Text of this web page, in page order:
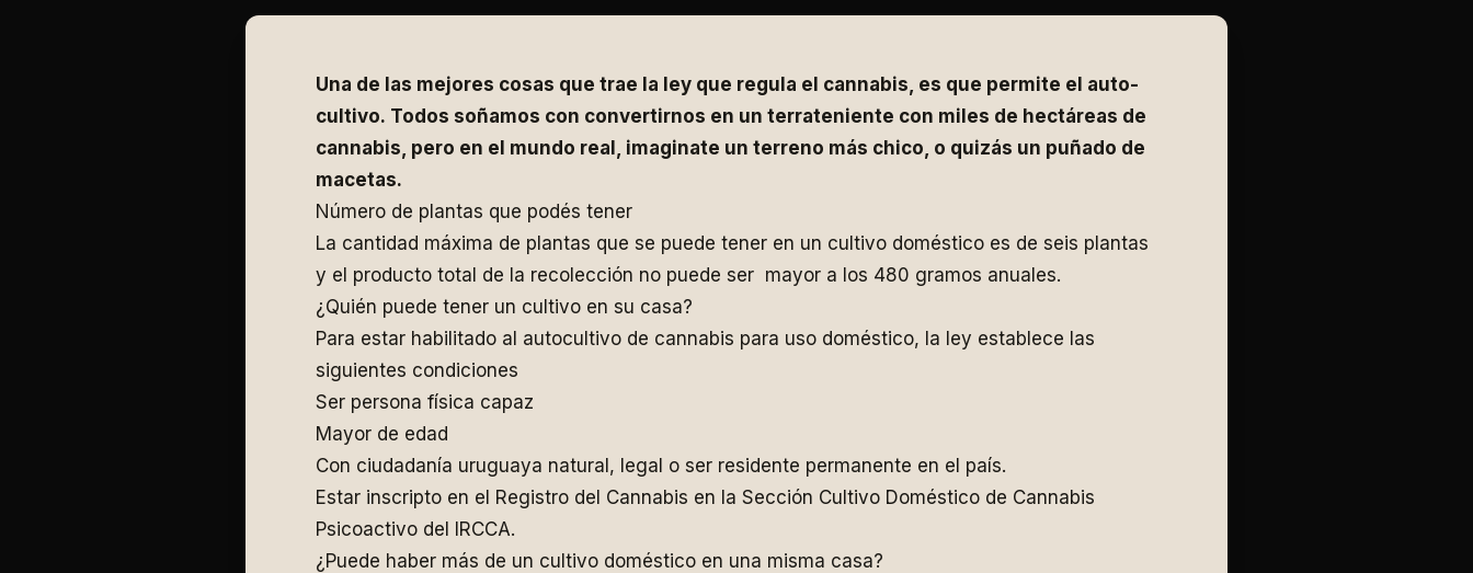
Una de las mejores cosas que trae la ley que regula el cannabis, es que permite el auto-
cultivo. Todos soñamos con convertirnos en un terrateniente con miles de hectáreas de
cannabis, pero en el mundo real, imaginate un terreno más chico, o quizás un puñado de
macetas.
Número de plantas que podés tener
La cantidad máxima de plantas que se puede tener en un cultivo doméstico es de seis plantas
y el producto total de la recolección no puede ser mayor a los 480 gramos anuales.
¿Quién puede tener un cultivo en su casa?
Para estar habilitado al autocultivo de cannabis para uso doméstico, la ley establece las
siguientes condiciones
Ser persona física capaz
Mayor de edad
Con ciudadanía uruguaya natural, legal o ser residente permanente en el país.
Estar inscripto en el Registro del Cannabis en la Sección Cultivo Doméstico de Cannabis
Psicoactivo del IRCCA.
¿Puede haber más de un cultivo doméstico en una misma casa?